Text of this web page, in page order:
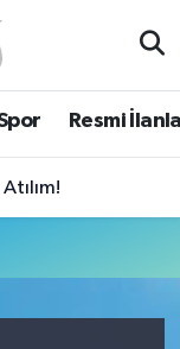
Resmi